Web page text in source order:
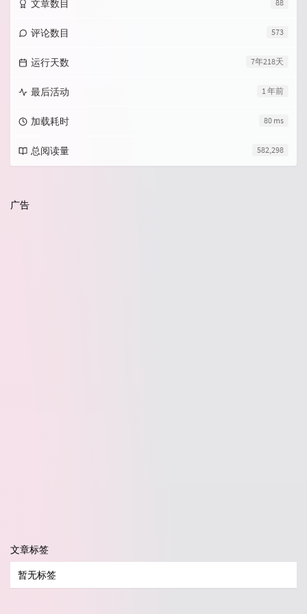
88
文章数目
573
评论数目
7年218天
运行天数
1 年前
最后活动
80 ms
加载耗时
582,298
总阅读量
广告
文章标签
暂无标签